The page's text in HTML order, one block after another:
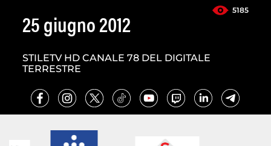
5185
25 giugno 2012
STILETV HD CANALE 78 DEL DIGITALE
TERRESTRE